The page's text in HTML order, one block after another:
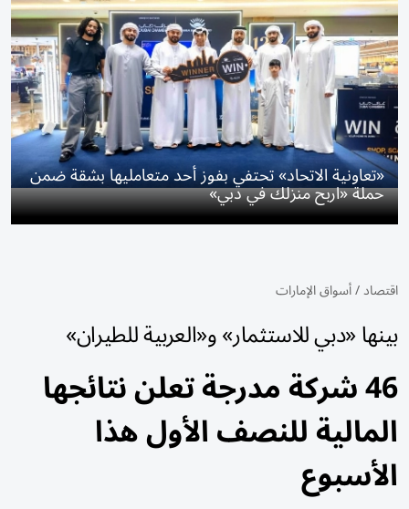
«تعاونية الاتحاد» تحتفي بفوز أحد متعامليها بشقة ضمن
حملة «اربح منزلك في دبي»
اقتصاد/أسواق الإمارات
بينها «دبي للاستثمار» و«العربية للطيران»
46 شركة مدرجة تعلن نتائجها
المالية للنصف الأول هذا
الأسبوع